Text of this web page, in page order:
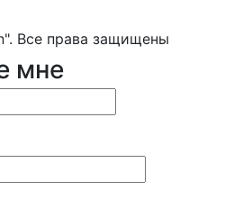
Все права защищены
мне